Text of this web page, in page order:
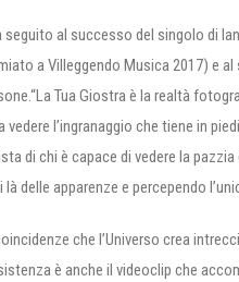
seguito al successo del singolo di
a Villeggendo Musica 2017) e
Tua Giostra è la realtà
l’ingranaggio che tiene in
di chi è capace di vedere la
delle apparenze e percependo
che l’Universo crea
è anche il videoclip che